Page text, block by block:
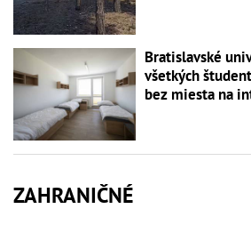
Bratislavské
všetkých
bez miesta na
ZAHRANIČNÉ